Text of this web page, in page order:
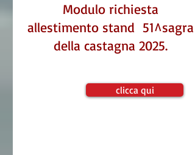
Modulo richiesta
allestimento stand 51^sagra
della castagna 2025.​
clicca qui